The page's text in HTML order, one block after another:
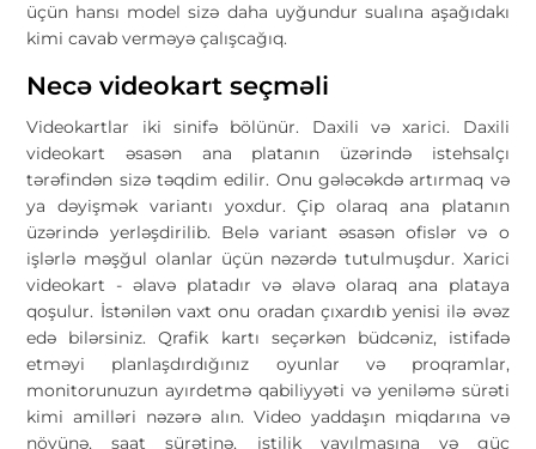
üçün hansı model sizə daha uyğundur sualına aşağıdakı
kimi cavab verməyə çalışcağıq.
Necə videokart seçməli
Videokartlar iki sinifə bölünür. Daxili və xarici. Daxili
videokart əsasən ana platanın üzərində istehsalçı
tərəfindən sizə təqdim edilir. Onu gələcəkdə artırmaq və
ya dəyişmək variantı yoxdur. Çip olaraq ana platanın
üzərində yerləşdirilib. Belə variant əsasən ofislər və o
işlərlə məşğul olanlar üçün nəzərdə tutulmuşdur. Xarici
videokart - əlavə platadır və əlavə olaraq ana plataya
qoşulur. İstənilən vaxt onu oradan çıxardıb yenisi ilə əvəz
edə bilərsiniz. Qrafik kartı seçərkən büdcəniz, istifadə
etməyi planlaşdırdığınız oyunlar və proqramlar,
monitorunuzun ayırdetmə qabiliyyəti və yeniləmə sürəti
kimi amilləri nəzərə alın. Video yaddaşın miqdarına və
növünə, saat sürətinə, istilik yayılmasına və güc